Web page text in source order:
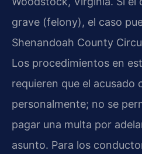
grave (felony), el caso
Shenandoah County
Los procedimientos en
requieren que el acusado
personalmente; no se
pagar una multa por
asunto. Para los